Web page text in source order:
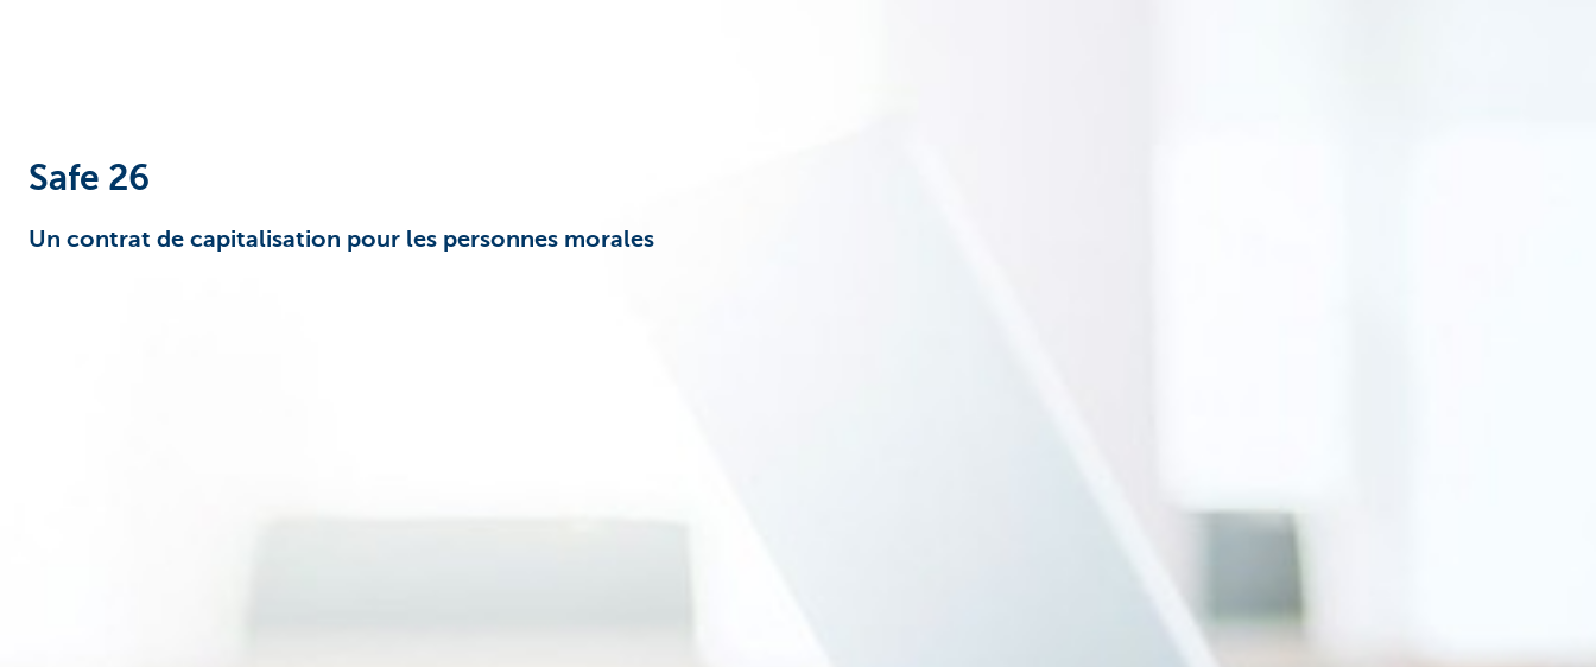
Safe 26
Un contrat de capitalisation pour les personnes morales